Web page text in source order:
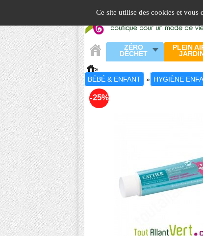
Ce site utilise des cookies et vous
ZÉRO
DÉCHET
PLEIN
»
BÉBÉ & ENFANT
» HYGIÈNE
-25%